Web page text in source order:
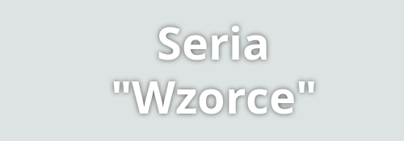
Seria
"Wzorce"